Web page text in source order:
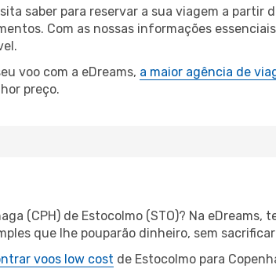
saber para reservar a sua viagem a partir
Com as nossas informações
voo com a eDreams, a maior agência de
preço.
(CPH) de Estocolmo (STO)? Na
que lhe pouparão dinheiro, sem
voos low cost de Estocolmo para